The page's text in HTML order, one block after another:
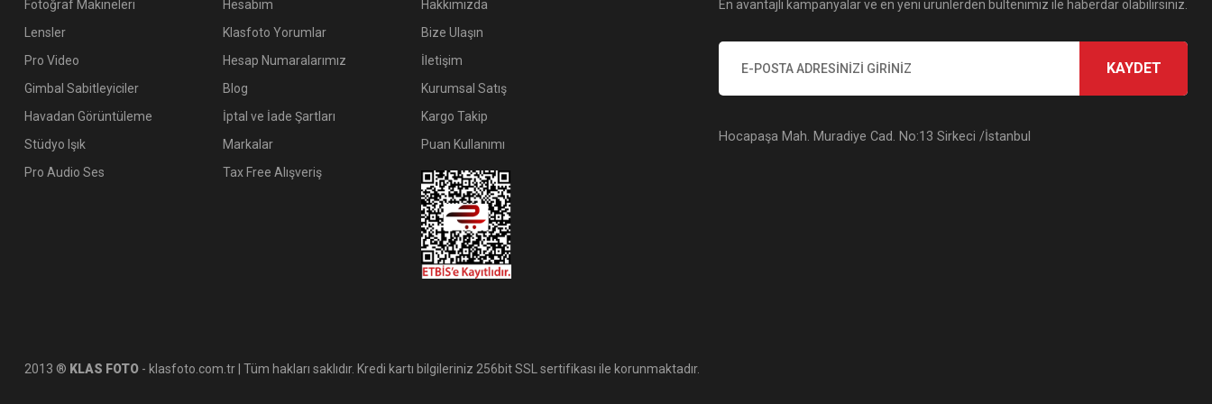
Fotoğraf Makineleri
Lensler
Pro Video
Gimbal Sabitleyiciler
Havadan Görüntüleme
Stüdyo Işık
Pro Audio Ses
Hesabım
Klasfoto Yorumlar
Hesap Numaralarımız
Blog
İptal ve İade Şartları
Markalar
Tax Free Alışveriş
Hakkımızda
Bize Ulaşın
İletişim
Kurumsal Satış
Kargo Takip
Puan Kullanımı
En avantajlı kampanyalar ve en yeni ürünlerden bültenimiz ile haberdar olabilirsiniz.
KAYDET
Hocapaşa Mah. Muradiye Cad. No:13 Sirkeci /İstanbul
2013 ® KLAS FOTO - klasfoto.com.tr | Tüm hakları saklıdır. Kredi kartı bilgileriniz 256bit SSL sertifikası ile korunmaktadır.